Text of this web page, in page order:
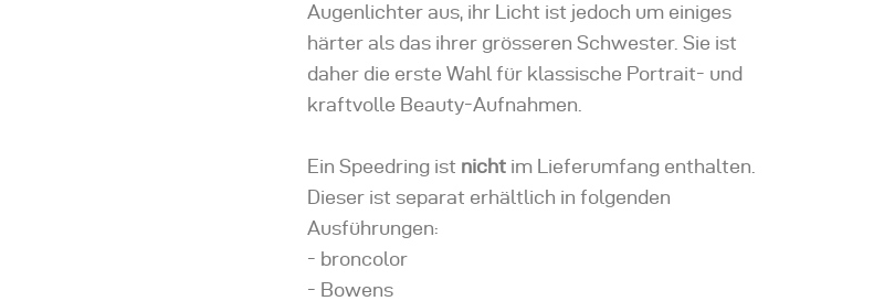
Augenlichter aus, ihr Licht ist jedoch um einiges
härter als das ihrer grösseren Schwester. Sie ist
daher die erste Wahl für klassische Portrait- und
kraftvolle Beauty-Aufnahmen.
Ein Speedring ist nicht im Lieferumfang enthalten.
Dieser ist separat erhältlich in folgenden
Ausführungen:
- broncolor
- Bowens